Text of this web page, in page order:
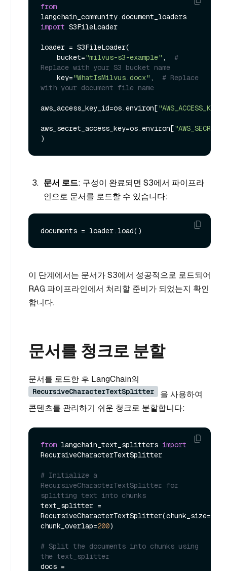
from
import S3FileLoader
loader = S3FileLoader(
    bucket=
"milvus-s3-example" , #
Replace with your S3 bucket name
    key=
"WhatIsMilvus.docx" , # Replace
with your document file name
aws_access_key_id=os.environ[
aws_secret_access_key=os.environ[
문서 로드: 구성이 완료되면 S3에서 파이프라
인으로 문서를 로드할 수 있습니다:
이 단계에서는 문서가 S3에서 성공적으로 로드되어
RAG 파이프라인에서 처리할 준비가 되었는지 확인
합니다.
문서를 청크로 분할
문서를 로드한 후 LangChain의
RecursiveCharacterTextSplitter
을 사용하여
콘텐츠를 관리하기 쉬운 청크로 분할합니다:
from langchain_text_splitters import
RecursiveCharacterTextSplitter
# Initialize a
RecursiveCharacterTextSplitter for
splitting text into chunks
text_splitter =
RecursiveCharacterTextSplitter(chunk_size=
chunk_overlap=200)
# Split the documents into chunks using
the text_splitter
docs =